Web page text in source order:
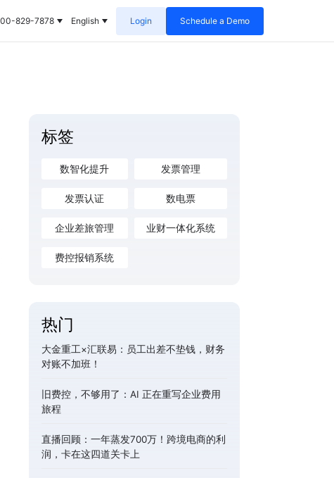
829-7878 English Login Schedule a Demo
标签
数智化提升 发票管理
发票认证 数电票
企业差旅管理 业财一体化系统
费控报销系统
热门
大金重工×汇联易：员工出差不垫钱，财务
对账不加班！
旧费控，不够用了：AI 正在重写企业费用
旅程
直播回顾：一年蒸发700万！跨境电商的利
润，卡在这四道关卡上